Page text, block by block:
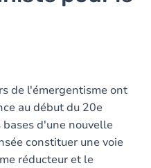
de l'émergentisme ont
au début du 20e
d'une nouvelle
constituer une voie
réducteur et le